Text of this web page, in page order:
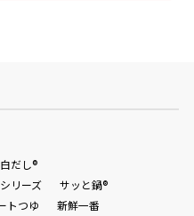
だし®
リーズ
サッと鍋®
トつゆ
新鮮一番